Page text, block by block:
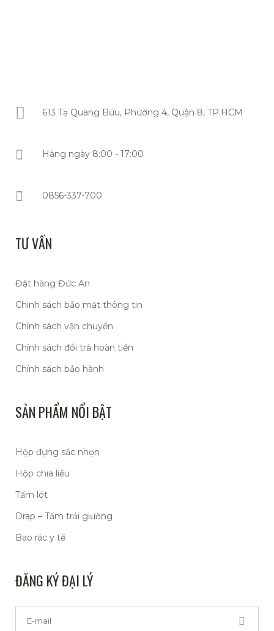
613 Tạ Quang Bửu, Phường 4, Quận 8, TP.HCM
Hàng ngày 8:00 - 17:00
0856-337-700
TƯ VẤN
Đặt hàng Đức An
Chinh sách bảo mật thông tin
Chính sách vận chuyển
Chính sách đổi trả hoàn tiền
Chính sách bảo hành
SẢN PHẨM NỔI BẬT
Hộp đựng sắc nhọn
Hộp chia liều
Tấm lót
Drap – Tấm trải giường
Bao rác y tế
ĐĂNG KÝ ĐẠI LÝ